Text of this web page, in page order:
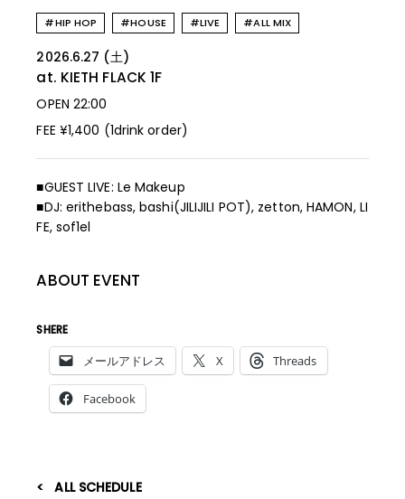
#HIP HOP #HOUSE #LIVE #ALL MIX
2026.6.27 (土)
at. KIETH FLACK 1F
OPEN 22:00
FEE ¥1,400 (1drink order)
■GUEST LIVE: Le Makeup
■DJ: erithebass, bashi(JILIJILI POT), zetton, HAMON, LI
FE, sof1el
ABOUT EVENT
SHERE
メールアドレス X Threads
Facebook
ALL SCHEDULE